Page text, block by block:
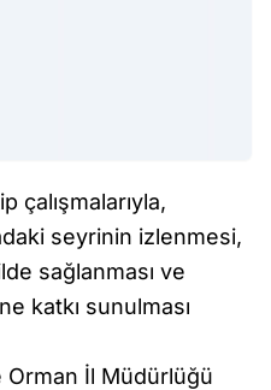
çalışmalarıyla,
seyrinin izlenmesi,
sağlanması ve
katkı sunulması
Orman İl Müdürlüğü